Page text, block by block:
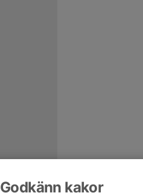
Godkänn kakor